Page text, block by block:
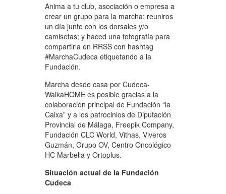
Anima a tu club, asociación o empresa a
crear un grupo para la marcha; reuniros
un día junto con los dorsales y/o
camisetas; y haced una fotografía para
compartirla en RRSS con hashtag
#MarchaCudeca etiquetando a la
Fundación.
Marcha desde casa por Cudeca-
WalkaHOME es posible gracias a la
colaboración principal de Fundación “la
Caixa” y a los patrocinios de Diputación
Provincial de Málaga, Freepik Company,
Fundación CLC World, Vithas, Viveros
Guzmán, Grupo OV, Centro Oncológico
HC Marbella y Ortoplus.
Situación actual de la Fundación
Cudeca